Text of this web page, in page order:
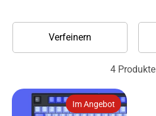
n
Verfeinern
4 Produkte
Im Angebot